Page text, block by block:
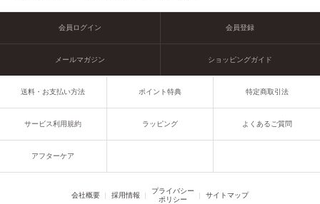
会員ログイン 会員登録
メールマガジン ショッピングガイド
送料・お支払い方法 ポイント特典 特定商取引法
サービス利用規約 ラッピング よくあるご質問
アフターケア
会社概要 採用情報
プライバシー
ポリシー
サイトマップ